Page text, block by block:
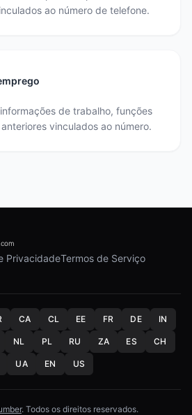
ao número de telefone.
de trabalho, funções
vinculados ao número.
PrivacidadeTermos de Serviço
CA CL EE FR DE IN
NL PL RU ZA ES CH
UA EN US
. Todos os direitos reservados.